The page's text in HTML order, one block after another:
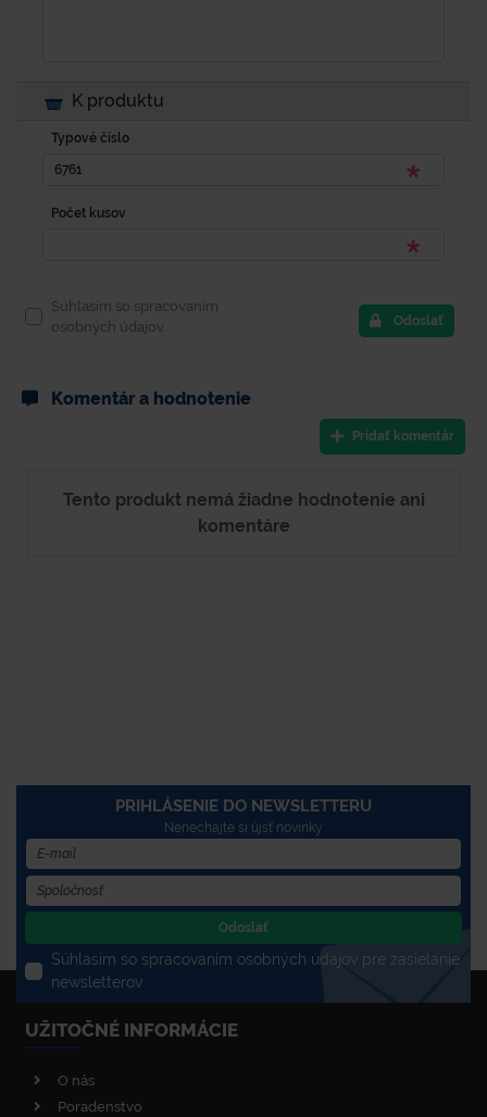
K produktu
Typové číslo
Počet kusov
Súhlasím so spracovaním
osobných údajov.
Odoslať
Komentár a hodnotenie
Pridať komentár
Tento produkt nemá žiadne hodnotenie ani
komentáre
PRIHLÁSENIE DO NEWSLETTERU
Nenechajte si újsť novinky
Odoslať
Súhlasím so spracovaním osobných údajov pre zasielanie
newsletterov
UŽITOČNÉ INFORMÁCIE
O nás
Poradenstvo